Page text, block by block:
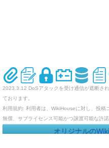
2023.3.12 DoSアタックを受け通信が遮断さ
ております。
利用規約: 利用者は、WikiHouseに対し、投稿
無償、サブライセンス可能かつ譲渡可能な許
オリジナルの